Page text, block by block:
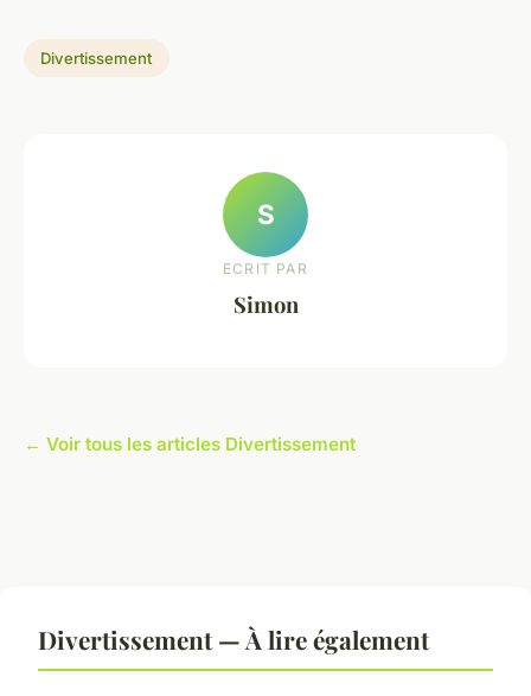
Divertissement
S
ECRIT PAR
Simon
← Voir tous les articles Divertissement
Divertissement — À lire également